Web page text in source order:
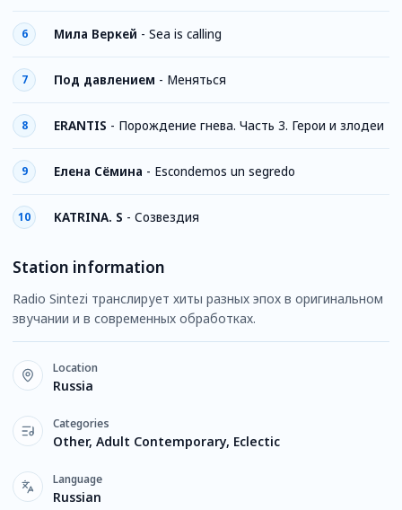
6 Мила Веркей - Sea is calling
7 Под давлением - Меняться
8 ERANTIS - Порождение гнева. Часть 3. Герои и злодеи
9 Елена Сёмина - Escondemos un segredo
10 KATRINA. S - Созвездия
Station information
Radio Sintezi транслирует хиты разных эпох в оригинальном
звучании и в современных обработках.
Location
Russia
Categories
Other, Adult Contemporary, Eclectic
Language
Russian